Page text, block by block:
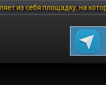
на которой любой